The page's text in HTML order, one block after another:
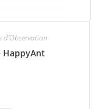
d'Observation
HappyAnt